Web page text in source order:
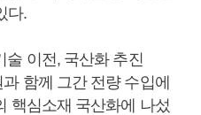
다.
이전, 국산화 추진
함께 그간 전량 수입에
핵심소재 국산화에 나섰